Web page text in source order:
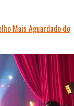
Mais Aguardado do